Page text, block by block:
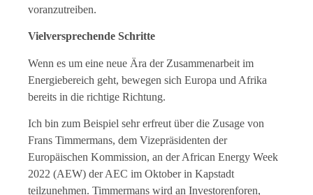
voranzutreiben.
Vielversprechende Schritte
Wenn es um eine neue Ära der Zusammenarbeit im
Energiebereich geht, bewegen sich Europa und Afrika
bereits in die richtige Richtung.
Ich bin zum Beispiel sehr erfreut über die Zusage von
Frans Timmermans, dem Vizepräsidenten der
Europäischen Kommission, an der African Energy Week
2022 (AEW) der AEC im Oktober in Kapstadt
teilzunehmen. Timmermans wird an Investorenforen,